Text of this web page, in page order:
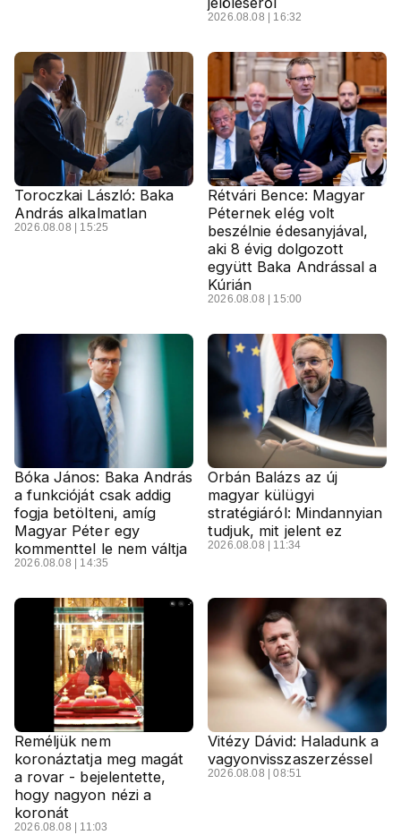
2026.08.08 | 16:32
Toroczkai László: Baka
András alkalmatlan
2026.08.08 | 15:25
Rétvári Bence: Magyar
Péternek elég volt
beszélnie édesanyjával,
aki 8 évig dolgozott
együtt Baka Andrással a
Kúrián
2026.08.08 | 15:00
Bóka János: Baka András
a funkcióját csak addig
fogja betölteni, amíg
Magyar Péter egy
kommenttel le nem váltja
2026.08.08 | 14:35
Orbán Balázs az új
magyar külügyi
stratégiáról: Mindannyian
tudjuk, mit jelent ez
2026.08.08 | 11:34
Reméljük nem
koronáztatja meg magát
a rovar - bejelentette,
hogy nagyon nézi a
koronát
2026.08.08 | 11:03
Vitézy Dávid: Haladunk a
vagyonvisszaszerzéssel
2026.08.08 | 08:51